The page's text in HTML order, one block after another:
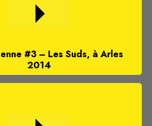
#3 – Les Suds, à Arles
2014